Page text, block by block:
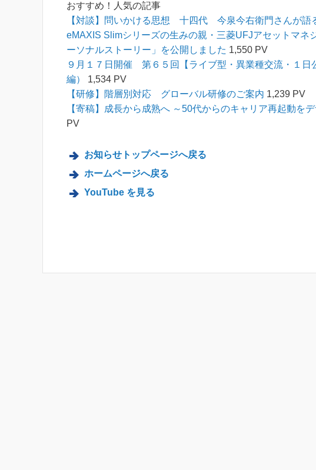
おすすめ！人気の記事
【対談】問いかける思想 十四代 今泉今右衛門さんが語
eMAXIS Slimシリーズの生みの親・三菱UFJアセットマ
ーソナルストーリー」を公開しました 1,550 PV
９月１７日開催 第６５回【ライブ型・異業種交流・１日
編）
1,534 PV
【研修】階層別対応 グローバル研修のご案内 1,239 PV
【寄稿】成長から成熟へ ～50代からのキャリア再起動を
PV
お知らせトップページへ戻る
ホームページへ戻る
YouTube を見る